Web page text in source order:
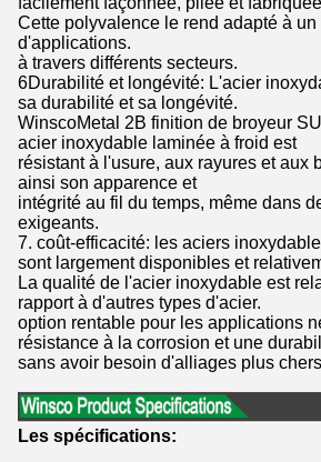
Cette polyvalence le rend adapté à un
d'applications.
à travers différents secteurs.
6Durabilité et longévité: L'acier
sa durabilité et sa longévité.
WinscoMetal 2B finition de broyeur
acier inoxydable laminée à froid est
résistant à l'usure, aux rayures et aux
ainsi son apparence et
intégrité au fil du temps, même dans
exigeants.
7. coût-efficacité: les aciers
sont largement disponibles et
La qualité de l'acier inoxydable est
rapport à d'autres types d'acier.
option rentable pour les applications
résistance à la corrosion et une
sans avoir besoin d'alliages plus
Les spécifications: